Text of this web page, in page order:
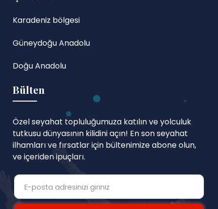
Karadeniz bölgesi
Güneydoğu Anadolu
Doğu Anadolu
Bülten
Özel seyahat topluluğumuza katılın ve yolculuk
tutkusu dünyasının kilidini açın! En son seyahat
ilhamları ve fırsatlar için bültenimize abone olun,
ve içeriden ipuçları.